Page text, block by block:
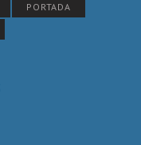
PORTADA